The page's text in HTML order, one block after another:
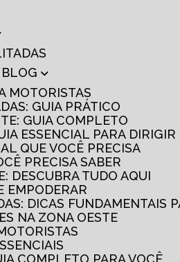
BLOG
MOTORISTAS
GUIA PRÁTICO
GUIA COMPLETO
ESSENCIAL PARA
QUE VOCÊ PRECISA
PRECISA SABER
DESCUBRA TUDO AQUI
EMPODERAR
DICAS FUNDAMENTAIS
NA ZONA OESTE
COMPLETO PARA VOCÊ